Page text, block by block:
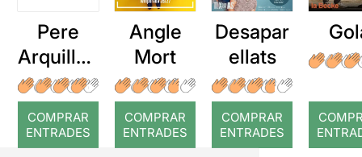
Pere
Arquillué
: Coral
romput
COMPRAR
ENTRADES
Angle
Mort
COMPRAR
ENTRADES
Desapar
ellats
COMPRAR
ENTRADES